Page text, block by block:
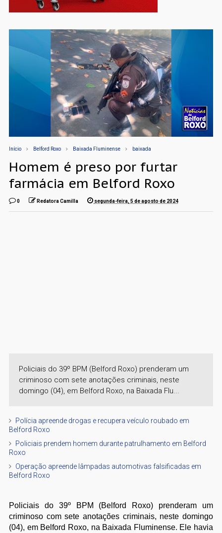
Início Belford Roxo Baixada Fluminense baixada
Homem é preso por furtar
farmácia em Belford Roxo
0 Redatora Camilla segunda-feira, 5 de agosto de 2024
Policiais do 39º BPM (Belford Roxo) prenderam um
criminoso com sete anotações criminais, neste
domingo (04), em Belford Roxo, na Baixada Flu...
Polícia apreende drogas e recupera veículo roubado em
Belford Roxo
Policiais prendem homem durante patrulhamento em Belford
Roxo
Operação apreende lâmpadas automotivas falsificadas em
Belford Roxo
Policiais do 39º BPM (Belford Roxo) prenderam um
criminoso com sete anotações criminais, neste domingo
(04), em Belford Roxo, na Baixada Fluminense. Ele havia